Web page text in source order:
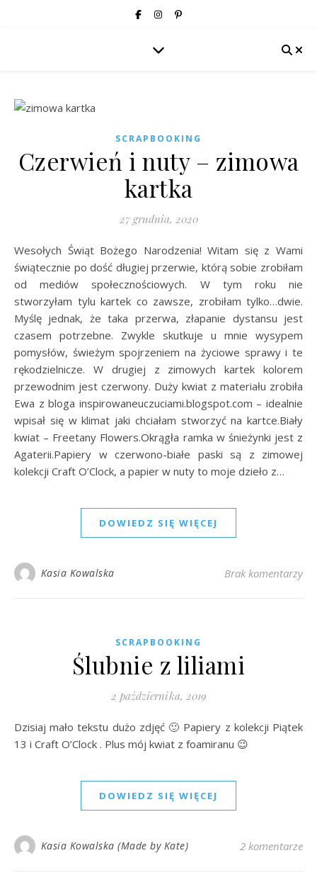
SCRAPBOOKING
Czerwień i nuty – zimowa
kartka
27 grudnia, 2020
Wesołych Świąt Bożego Narodzenia! Witam się z Wami
świątecznie po dość długiej przerwie, którą sobie zrobiłam
od mediów społecznościowych. W tym roku nie
stworzyłam tylu kartek co zawsze, zrobiłam tylko…dwie.
Myślę jednak, że taka przerwa, złapanie dystansu jest
czasem potrzebne. Zwykle skutkuje u mnie wysypem
pomysłów, świeżym spojrzeniem na życiowe sprawy i te
rękodzielnicze. W drugiej z zimowych kartek kolorem
przewodnim jest czerwony. Duży kwiat z materiału zrobiła
Ewa z bloga inspirowaneuczuciami.blogspot.com – idealnie
wpisał się w klimat jaki chciałam stworzyć na kartce.Biały
kwiat – Freetany Flowers.Okrągła ramka w śnieżynki jest z
Agaterii.Papiery w czerwono-białe paski są z zimowej
kolekcji Craft O’Clock, a papier w nuty to moje dzieło z…
DOWIEDZ SIĘ WIĘCEJ
Kasia Kowalska Brak komentarzy
SCRAPBOOKING
Ślubnie z liliami
2 października, 2019
Dzisiaj mało tekstu dużo zdjęć 🙂 Papiery z kolekcji Piątek
13 i Craft O’Clock . Plus mój kwiat z foamiranu 😉
DOWIEDZ SIĘ WIĘCEJ
Kasia Kowalska (Made by Kate) 2 komentarze